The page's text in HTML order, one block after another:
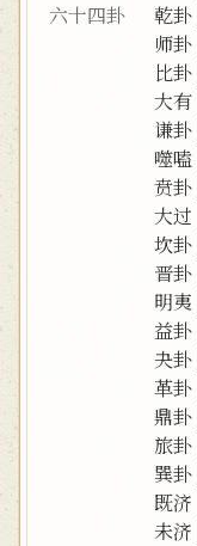
六十四卦
乾卦
师卦
比卦
大有
谦卦
噬嗑
贲卦
大过
坎卦
晋卦
明夷
益卦
夬卦
革卦
鼎卦
旅卦
巽卦
既济
未济